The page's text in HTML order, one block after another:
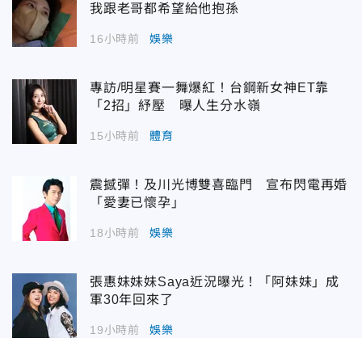
我跟老哥都希望給他抱孫
16小時前 娛樂
專訪/明星賽一舞爆紅！台鋼新女神ET靠
「2招」紓壓 曝人生分水嶺
15小時前 體育
震撼彈！及川光博雙喜臨門 宣布閃電再婚
「愛妻已懷孕」
18小時前 娛樂
張惠妹妹妹Saya近況曝光！「阿妹妹」成
軍30年回來了
19小時前 娛樂